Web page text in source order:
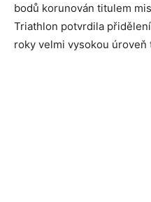
bodů korunován titulem
Triathlon potvrdila
roky velmi vysokou úroveň